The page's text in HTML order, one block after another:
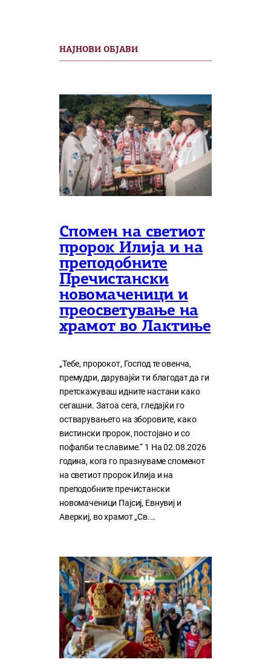
НАЈНОВИ ОБЈАВИ
Спомен на светиот
пророк Илија и на
преподобните
Пречистански
новомаченици и
преосветување на
храмот во Лактиње
„Тебе, пророкот, Господ те овенча,
премудри, дарувајќи ти благодат да ги
претскажуваш идните настани како
сегашни. Затоа сега, гледајќи го
остварувањето на зборовите, како
вистински пророк, постојано и со
пофалби те славиме.“ 1 На 02.08.2026
година, кога го празнуваме споменот
на светиот пророк Илија и на
преподобните пречистански
новомаченици Пајсиј, Евнувиј и
Аверкиј, во храмот „Св.…